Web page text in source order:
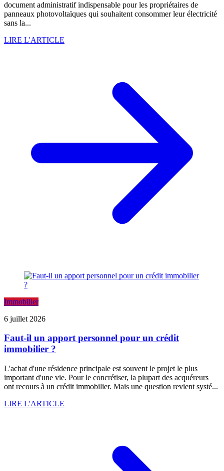
document administratif indispensable pour les propriétaires de
panneaux photovoltaïques qui souhaitent consommer leur électricité
sans la...
LIRE L'ARTICLE
Immobilier
6 juillet 2026
Faut-il un apport personnel pour un crédit
immobilier ?
L'achat d'une résidence principale est souvent le projet le plus
important d'une vie. Pour le concrétiser, la plupart des acquéreurs
ont recours à un crédit immobilier. Mais une question revient systé...
LIRE L'ARTICLE